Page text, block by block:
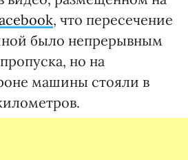
, что пересечение
было непрерывным
но на
машины стояли в